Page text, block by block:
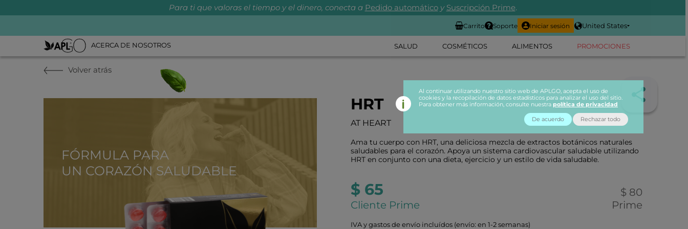
Para ti que valoras el tiempo y el dinero, conecta a Pedido automático y Suscripción Prime.
Carrito Soporte Iniciar sesión United States
ACERCA DE NOSOTROS SALUD COSMÉTICOS ALIMENTOS PROMOCIONES
Volver atrás
FÓRMULA PARA
UN CORAZÓN SALUDABLE
HRT
AT HEART
Ama tu cuerpo con HRT, una deliciosa mezcla de extractos botánicos naturales
saludables para el corazón. Apoya un sistema cardiovascular saludable utilizando
HRT en conjunto con una dieta, ejercicio y un estilo de vida saludable.
$ 65
Cliente Prime
$ 80
Prime
IVA y gastos de envío incluídos (envío: en 1-2 semanas)
Al continuar utilizando nuestro sitio web de APLGO, acepta el uso de
cookies y la recopilación de datos estadísticos para analizar el uso del sitio.
Para obtener más información, consulte nuestra política de privacidad
De acuerdo Rechazar todo